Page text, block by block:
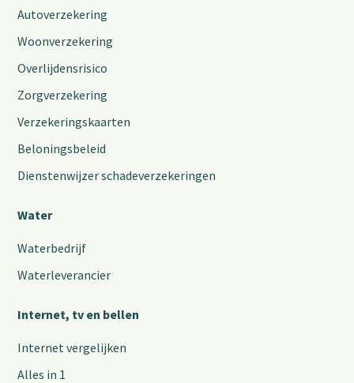
Autoverzekering
Woonverzekering
Overlijdensrisico
Zorgverzekering
Verzekeringskaarten
Beloningsbeleid
Dienstenwijzer schadeverzekeringen
Water
Waterbedrijf
Waterleverancier
Internet, tv en bellen
Internet vergelijken
Alles in 1